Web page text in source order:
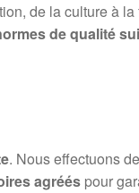
de la culture à la
de qualité
. Nous effectuons
agréés pour